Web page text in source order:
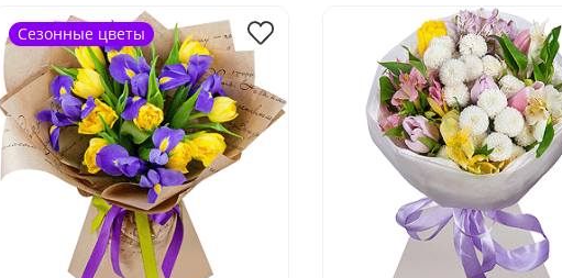
Сезонные цветы